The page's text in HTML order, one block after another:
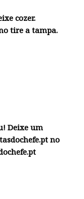
cozer.
tire a tampa.
Deixe um
no